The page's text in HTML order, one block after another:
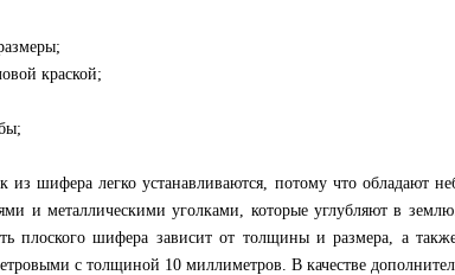
краской;
из шифера легко устанавливаются, потому что обладают
и металлическими уголками, которые углубляют в
плоского шифера зависит от толщины и размера, а
с толщиной 10 миллиметров. В качестве